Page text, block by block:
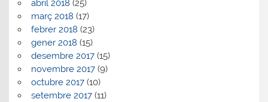
abril 2018 (25)
març 2018 (17)
febrer 2018 (23)
gener 2018 (15)
desembre 2017(15)
novembre 2017(9)
octubre 2017(10)
setembre 2017(11)